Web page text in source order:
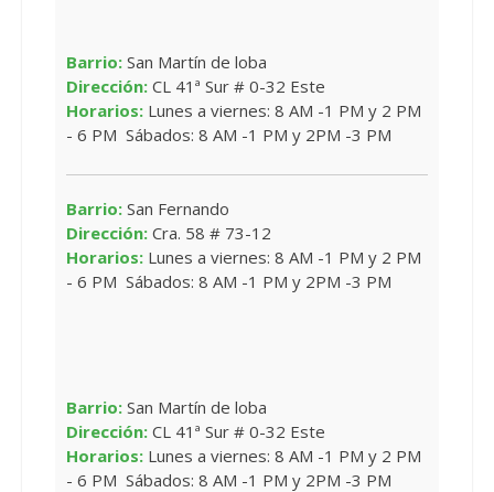
Barrio: San Martín de loba
Dirección: CL 41ª Sur # 0-32 Este
Horarios: Lunes a viernes: 8 AM -1 PM y 2 PM
- 6 PM Sábados: 8 AM -1 PM y 2PM -3 PM
Barrio: San Fernando
Dirección: Cra. 58 # 73-12
Horarios: Lunes a viernes: 8 AM -1 PM y 2 PM
- 6 PM Sábados: 8 AM -1 PM y 2PM -3 PM
Barrio: San Martín de loba
Dirección: CL 41ª Sur # 0-32 Este
Horarios: Lunes a viernes: 8 AM -1 PM y 2 PM
- 6 PM Sábados: 8 AM -1 PM y 2PM -3 PM